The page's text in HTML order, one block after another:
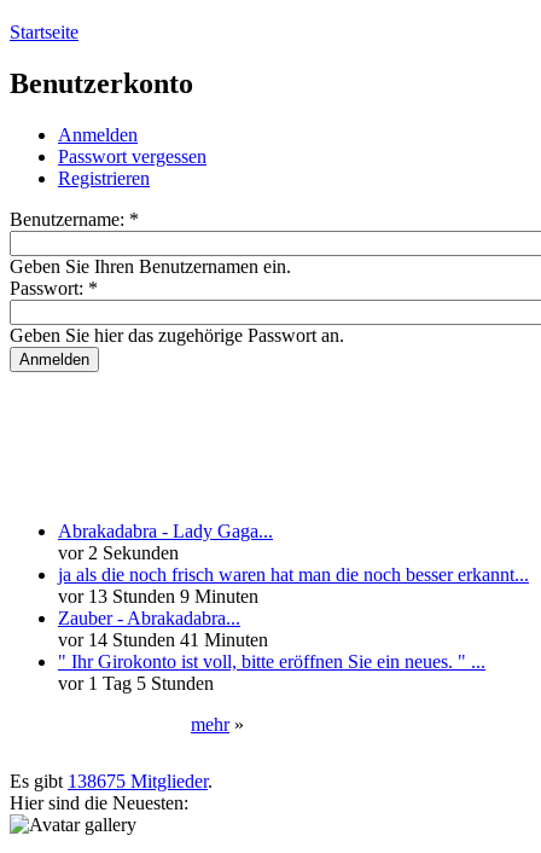
Startseite
Benutzerkonto
Anmelden
Passwort vergessen
Registrieren
Benutzername: *
Geben Sie Ihren Benutzernamen ein.
Passwort: *
Geben Sie hier das zugehörige Passwort an.
Abrakadabra - Lady Gaga...
vor 2 Sekunden
ja als die noch frisch waren hat man die noch besser erkannt...
vor 13 Stunden 9 Minuten
Zauber - Abrakadabra...
vor 14 Stunden 41 Minuten
" Ihr Girokonto ist voll, bitte eröffnen Sie ein neues. " ...
vor 1 Tag 5 Stunden
mehr»
Es gibt 138675 Mitglieder.
Hier sind die Neuesten: